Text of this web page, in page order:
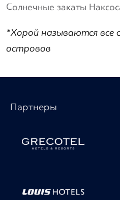
Солнечные закаты
*Хорой называются все
островов
Партнеры